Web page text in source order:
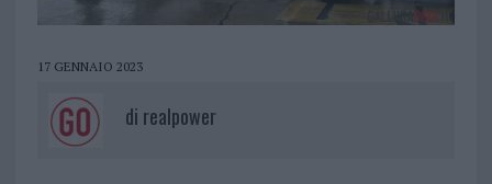
17 GENNAIO 2023
di realpower